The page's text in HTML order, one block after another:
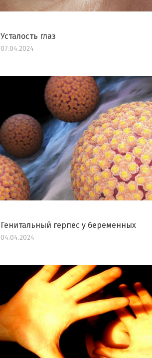
Усталость глаз
07.04.2024
Генитальный герпес у беременных
04.04.2024